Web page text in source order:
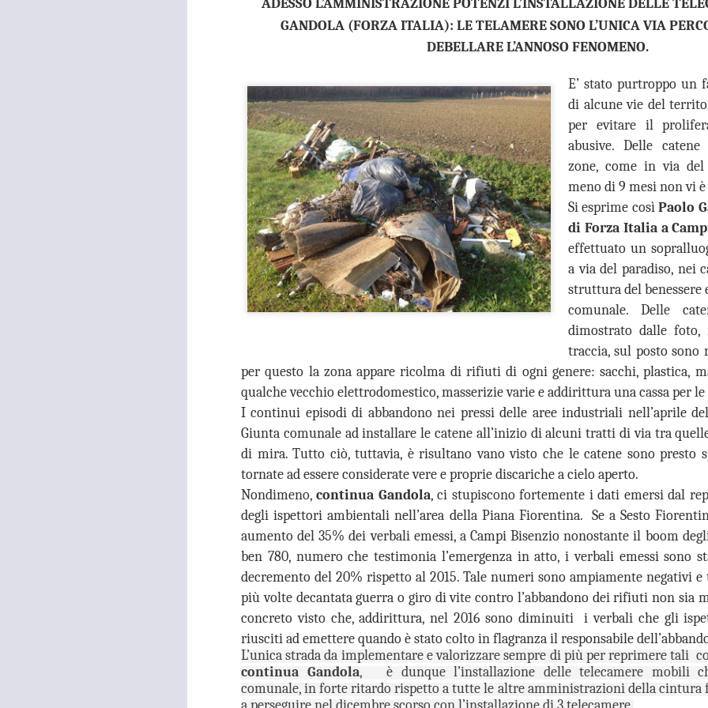
ADESSO L’AMMINISTRAZIONE POTENZI L’INSTALLAZIONE DELLE
GANDOLA (FORZA ITALIA): LE TELAMERE SONO L’UNICA VIA
DEBELLARE L’ANNOSO FENOMENO.
E’ stato purtroppo un
di alcune vie del
per evitare il
abusive. Delle
zone, come in via del
meno di 9 mesi non vi
Si esprime cosìPaolo
di Forza Italia a
effettuato un
a via del paradiso, nei
struttura del benessere
comunale. Delle
dimostrato dalle
traccia, sul posto
per questo la zona appare ricolma di rifiuti di ogni genere: sacchi, plastica,
qualche vecchio elettrodomestico, masserizie varie e addirittura una cassa per
I continui episodi di abbandono nei pressi delle aree industriali nell’aprile
Giunta comunale ad installare le catene all’inizio di alcuni tratti di via tra
di mira. Tutto ciò, tuttavia, è risultano vano visto che le catene sono presto
tornate ad essere considerate vere e proprie discariche a cielo aperto.
Nondimeno,continua Gandola, ci stupiscono fortemente i dati emersi dal
degli ispettori ambientali nell’area della Piana Fiorentina. Se a Sesto
aumento del 35% dei verbali emessi, a Campi Bisenzio nonostante il boom
ben 780, numero che testimonia l’emergenza in atto, i verbali emessi sono
decremento del 20% rispetto al 2015. Tale numeri sono ampiamente negativi
più volte decantata guerra o giro di vite contro l’abbandono dei rifiuti non sia
concreto visto che, addirittura, nel 2016 sono diminuiti i verbali che gli
riusciti ad emettere quando è stato colto in flagranza il responsabile
L’unica strada da implementare e valorizzare sempre di più per reprimere tali
continua Gandola, è dunque l’installazione delle telecamere mobili
comunale, in forte ritardo rispetto a tutte le altre amministrazioni della
“In vista dell’incontro già
la conferenza dei sindaci
(Firenze, Empoli, Prato e
parteciperanno
che rappresentano. Non
ed unica contro lo
assistenziale”.
TUTANKHAMON,
GANDOLA: “LA
GALLERIA DELLE
CARROZZE È DA
MESI OCCUPATA
SENZA PIÙ ALCUN
TITOLO"
MOSTRA TUTANKHAMON,
GANDOLA: “LA GALLERIA
DELLE CARROZZE È DA MESI
OCCUPATA SENZA PIÙ ALCUN
TITOLO. LA METROCITTÀ
PONGA IN ESSERE TUTTE LE
AZIONI NECESSARIE PER
RIENTRARE IN POSSESSO DEI
“La città Metropolitana di Firenze
rientri in possesso dei locali della
Galleria delle Carrozze di Palazzo
Medici Riccardi, oramai da mesi
26
GANDOLA: MOLTO
BENE
L’INSTALLAZIONE
DEI CARTELLI
STRADALI, ADESSO
PERO’ OCCORRE
ACCELLERARE
NELL’AVVIO DEI
LAVORI
MUSEO MANZI, GANDOLA:
MOLTO BENE L’INSTALLAZIONE
DEI CARTELLI STRADALI PER
SEGNALARE IL MUSEO,
ADESSO PERO’ OCCORRE
ACCELLERARE NELL’AVVIO DEI
LAVORI PER LA MESSA IN
SICUREZZA DEI LOCALI
“Finalmente dopo circa 2 anni di
attesa dall’approvazione
all'umanità della mozione da noi
26
GUARDIA MEDICA,
DA MAGGIO A LUGLIO
SI SONO
REGISTRATE A
CAMPI BISENZIO 19
SCOPERTURE DEL
SERVIZIO. GANDOLA:
“UN FATTO
INACCETTABILE”
GUARDIA MEDICA, DA MAGGIO
A LUGLIO SI SONO
REGISTRATE A CAMPI
BISENZIO 19 SCOPERTURE
DEL SERVIZIO. GANDOLA: “UN
FATTO INACCETTABILE”
“Continua l’esodo della guardia
medica a Campi Bisenzio. Anche
in questi mesi estivi a causa della
cronica assenza del personale, a
Campi Bisenzio si sono svolte
numerose interruzioni del servizio
26
NUOVE AULE UNIVERSITARIE ALL’INTERNO DEL
POLO SCIENTIFICO, GANDOLA: CANTIERE
FERMO. L’AVVIO DEI LAVORI RINVIATO A META’
SETTEMBRE
NUOVE AULE UNIVERSITARIE ALL’INTERNO DEL POLO
SCIENTIFICO, GANDOLA: CANTIERE FERMO. L’AVVIO DEI LAVORI
RINVIATO A META’ SETTEMBRE
“Il protocollo sottoscritto è stato completamente disatteso.
AUG
26
FIRENZE ESCLUSA DALLE CITTÀ IN CORSA PER
OSPITARE L’EUROVISION SONG CONTEST.
GANDOLA: UNA PESSIMA NOTIZIA CHE